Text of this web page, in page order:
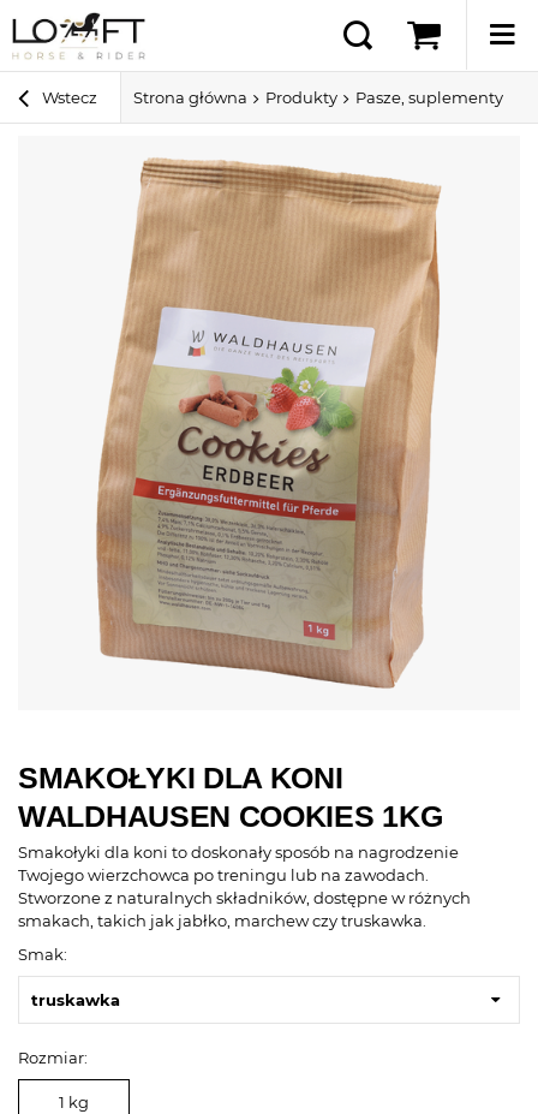
Wstecz Strona główna Produkty Pasze, suplementy i
SMAKOŁYKI DLA KONI
WALDHAUSEN COOKIES 1KG
Smakołyki dla koni to doskonały sposób na nagrodzenie
Twojego wierzchowca po treningu lub na zawodach.
Stworzone z naturalnych składników, dostępne w różnych
smakach, takich jak jabłko, marchew czy truskawka.
Smak:
truskawka
Rozmiar:
1 kg